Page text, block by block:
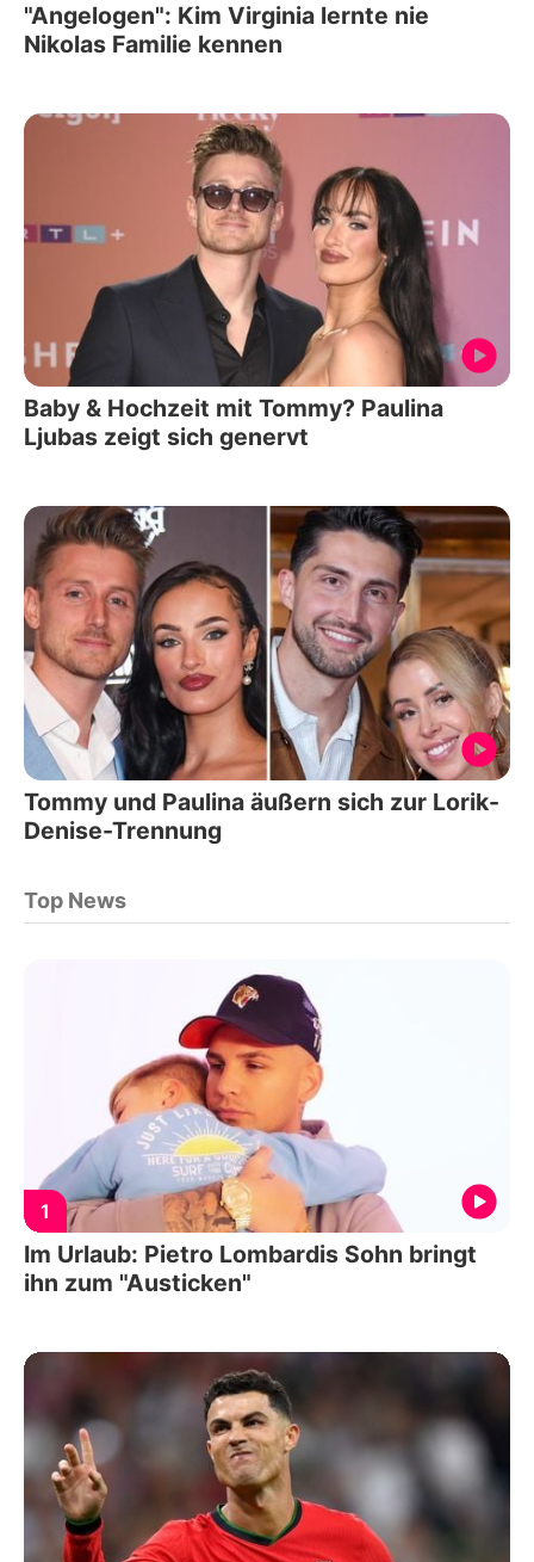
"Angelogen": Kim Virginia lernte nie
Nikolas Familie kennen
Baby & Hochzeit mit Tommy? Paulina
Ljubas zeigt sich genervt
Tommy und Paulina äußern sich zur Lorik-
Denise-Trennung
Top News
1
Im Urlaub: Pietro Lombardis Sohn bringt
ihn zum "Austicken"